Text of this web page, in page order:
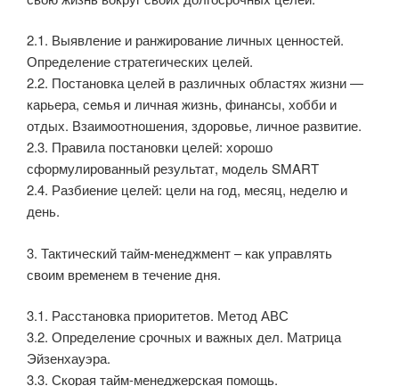
2.1. Выявление и ранжирование личных ценностей.
Определение стратегических целей.
2.2. Постановка целей в различных областях жизни —
карьера, семья и личная жизнь, финансы, хобби и
отдых. Взаимоотношения, здоровье, личное развитие.
2.3. Правила постановки целей: хорошо
сформулированный результат, модель SMART
2.4. Разбиение целей: цели на год, месяц, неделю и
день.
3. Тактический тайм-менеджмент – как управлять
своим временем в течение дня.
3.1. Расстановка приоритетов. Метод АВС
3.2. Определение срочных и важных дел. Матрица
Эйзенхауэра.
3.3. Скорая тайм-менеджерская помощь.